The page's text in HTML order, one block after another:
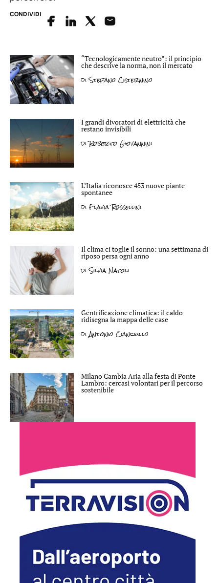
CONDIVIDI
“Tecnologicamente neutro”: il principio
che descrive la norma, non il mercato
diStefano Cisternino
I grandi divoratori di elettricità che
restano invisibili
diRoberto Giovannini
L’Italia riconosce 453 nuove piante
spontanee
di Flavia Rossellini
Il clima ci toglie il sonno: una settimana di
riposo persa ogni anno
diSilvia Natoli
Gentrificazione climatica: il caldo
ridisegna la mappa delle case
diAntonio Cianciullo
Milano Cambia Aria alla festa di Ponte
Lambro: cercasi volontari per il percorso
sostenibile